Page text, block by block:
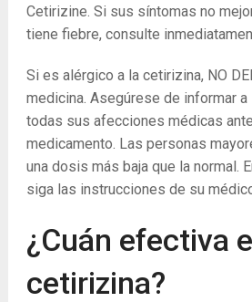
Cetirizine. Si sus síntomas no
tiene fiebre, consulte
Si es alérgico a la cetirizina, NO
medicina. Asegúrese de informar
todas sus afecciones médicas
medicamento. Las personas
una dosis más baja que la normal.
siga las instrucciones de su
¿Cuán efectiva
cetirizina?